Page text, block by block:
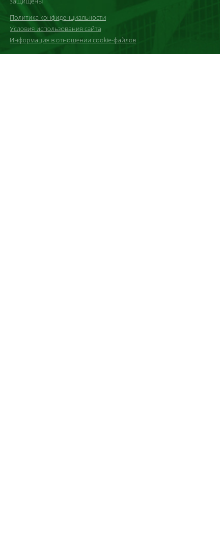
Политика конфиденциальности
Условия использования сайта
Информация в отношении cookie-файлов